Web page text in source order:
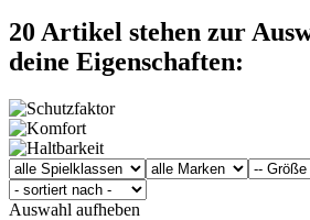
20 Artikel stehen zur
deine Eigenschaften:
Auswahl aufheben